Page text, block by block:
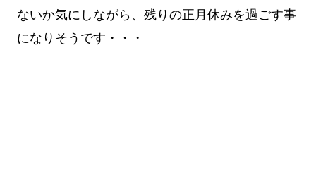
ないか気にしながら、残りの正月休みを過ごす事
になりそうです・・・